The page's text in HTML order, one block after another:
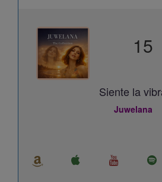
15
Siente la
Juwelana